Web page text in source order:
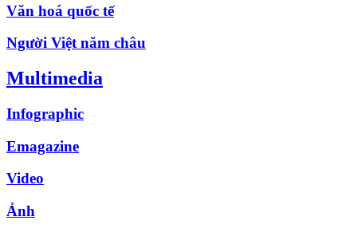
Văn hoá quốc tế
Người Việt năm châu
Multimedia
Infographic
Emagazine
Video
Ảnh